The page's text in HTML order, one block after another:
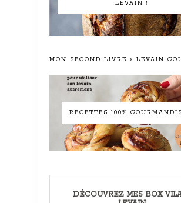
LEVAIN !
MON SECOND LIVRE « LEVAIN
RECETTES 100%
DÉCOUVREZ MES BOX